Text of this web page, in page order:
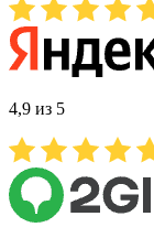
4,9 из 5